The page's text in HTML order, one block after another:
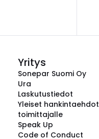
Yritys
Sonepar Suomi Oy
Ura
Laskutustiedot
Yleiset hankintaehdot
toimittajalle
Speak Up
Code of Conduct